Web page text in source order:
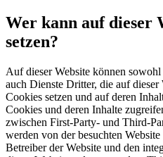
Wer kann auf dieser
setzen?
Auf dieser Website können
auch Dienste Dritter, die auf dieser
Cookies setzen und auf deren
Cookies und deren Inhalte
zwischen First-Party- und Third-
werden von der besuchten
Betreiber der Website und den